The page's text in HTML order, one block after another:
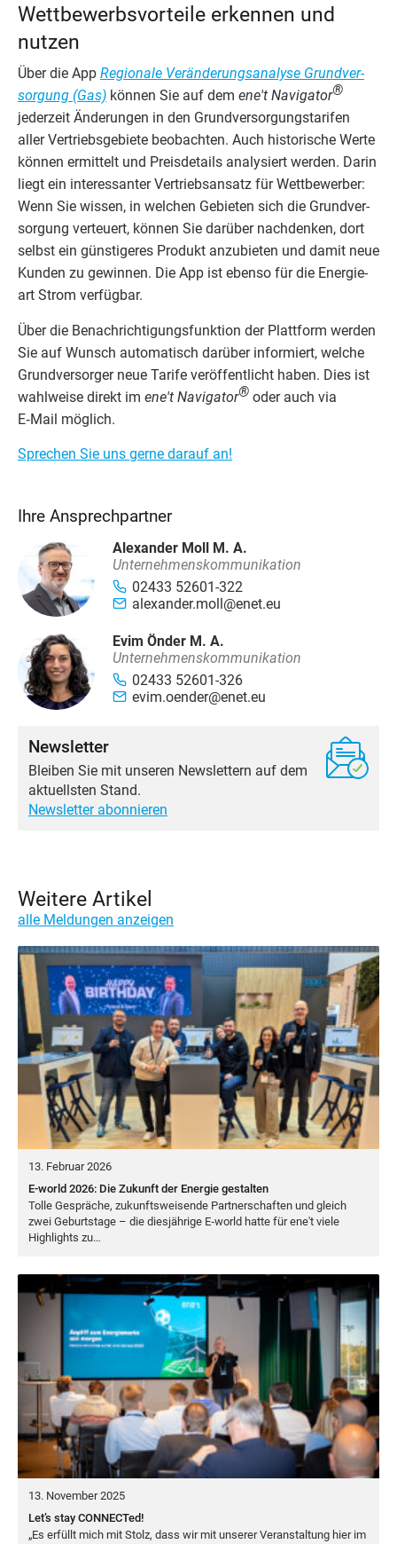
Wett­be­werbs­vor­tei­le erken­nen und
nutzen
Über die App Regio­na­le Ver­än­de­rungs­ana­ly­se Grund­ver­
sor­gung (Gas) kön­nen Sie auf dem ene't Navi­ga­tor®
jeder­zeit Ände­run­gen in den Grund­ver­sor­gungs­ta­ri­fen
aller Ver­triebs­ge­bie­te beob­ach­ten. Auch his­to­ri­sche Wer­te
kön­nen ermit­telt und Preis­de­tails ana­ly­siert wer­den. Dar­in
liegt ein inter­es­san­ter Ver­triebs­an­satz für Wett­be­wer­ber:
Wenn Sie wis­sen, in wel­chen Gebie­ten sich die Grund­ver­
sor­gung ver­teu­ert, kön­nen Sie dar­über nach­den­ken, dort
selbst ein güns­ti­ge­res Pro­dukt anzu­bie­ten und damit neue
Kun­den zu gewin­nen. Die App ist eben­so für die Ener­gie­
art Strom verfügbar.
Über die Benach­rich­ti­gungs­funk­ti­on der Platt­form wer­den
Sie auf Wunsch auto­ma­tisch dar­über infor­miert, wel­che
Grund­ver­sor­ger neue Tari­fe ver­öf­fent­licht haben. Dies ist
wahl­wei­se direkt im ene't Navi­ga­tor® oder auch via
E‑Mail möglich.
Spre­chen Sie uns ger­ne dar­auf an!
Ihre Ansprechpartner
Alexander Moll M. A.
Unternehmenskommunikation
02433 52601-322
alexander.moll@enet.eu
Evim Önder M. A.
Unternehmenskommunikation
02433 52601-326
evim.oender@enet.eu
Newsletter
Bleiben Sie mit unseren Newslettern auf dem
aktuellsten Stand.
Newsletter abonnieren
Weitere Artikel
alle Meldungen anzeigen
13. Februar 2026
E-world 2026: Die Zukunft der Energie gestalten
Tol­le Gesprä­che, zukunfts­wei­sen­de Part­ner­schaf­ten und gleich
zwei Geburts­ta­ge – die dies­jäh­ri­ge E‑world hat­te für ene't vie­le
High­lights zu…
13. November 2025
Let’s stay CONNECTed!
„Es erfüllt mich mit Stolz, dass wir mit unse­rer Ver­an­stal­tung hier im